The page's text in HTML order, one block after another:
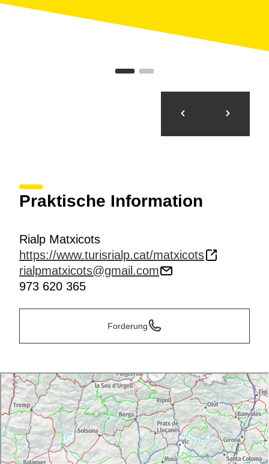
Praktische Information
Rialp Matxicots
https://www.turisrialp.cat/matxicots
rialpmatxicots@gmail.com
973 620 365
Forderung